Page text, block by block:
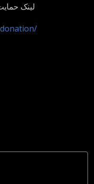
لینک